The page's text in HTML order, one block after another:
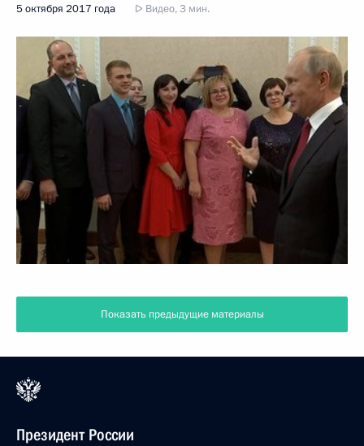
5 октября 2017 года Видео, 3 мин.
Показать предыдущие материалы
Президент России